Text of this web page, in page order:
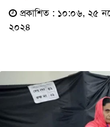
প্রকাশিত : ১০:০৬, ২৫
২০২৪